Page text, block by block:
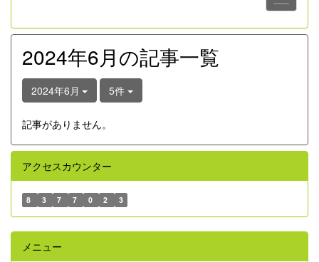
2024年6月の記事一覧
2024年6月 5件
記事がありません。
アクセスカウンター
8 3 7 7 0 2 3
メニュー